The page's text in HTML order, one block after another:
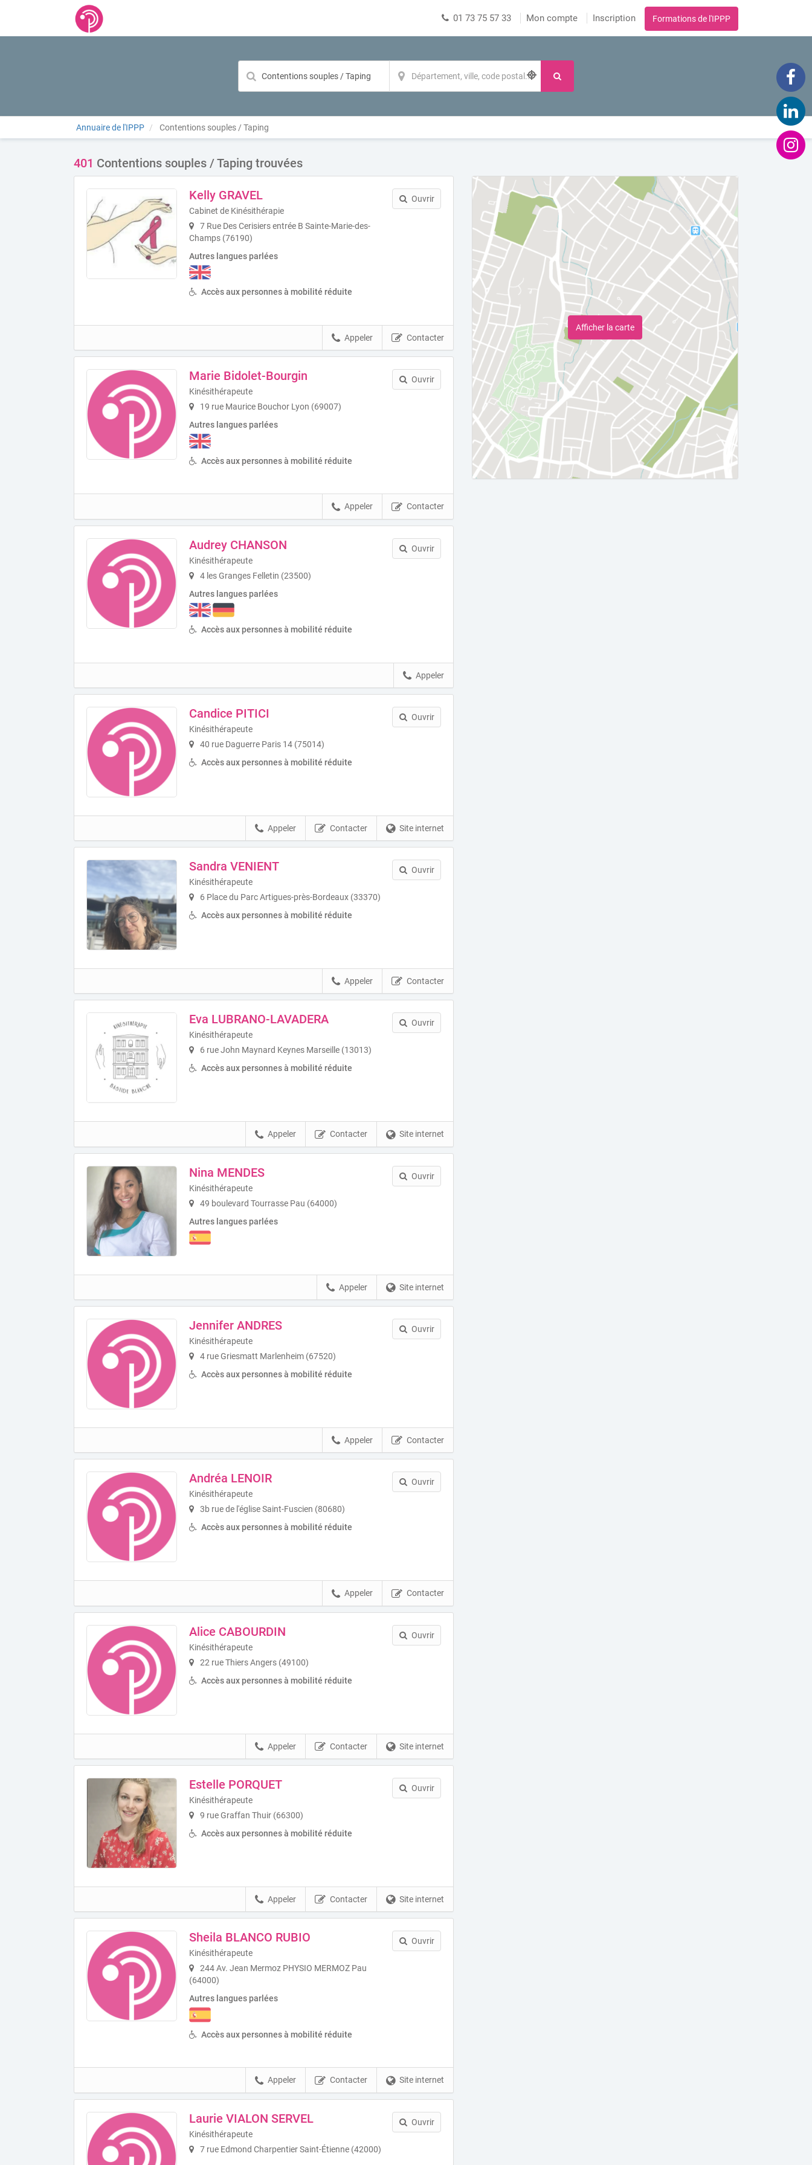
01 73 75 57 33 Mon compte Inscription Formations de l'IPPP
Annuaire de l'IPPP Contentions souples / Taping
401 Contentions souples / Taping trouvées
Kelly GRAVEL
Cabinet de Kinésithérapie
7 Rue Des Cerisiers entrée B Sainte-Marie-des-
Champs (76190)
Autres langues parlées
Accès aux personnes à mobilité réduite
Ouvrir
Contacter
Appeler
Marie Bidolet-Bourgin
Kinésithérapeute
19 rue Maurice Bouchor Lyon (69007)
Autres langues parlées
Accès aux personnes à mobilité réduite
Ouvrir
Contacter
Appeler
Audrey CHANSON
Kinésithérapeute
4 les Granges Felletin (23500)
Autres langues parlées
Accès aux personnes à mobilité réduite
Ouvrir
Appeler
Candice PITICI
Kinésithérapeute
40 rue Daguerre Paris 14 (75014)
Accès aux personnes à mobilité réduite
Ouvrir
Site internet
Contacter
Appeler
Sandra VENIENT
Kinésithérapeute
6 Place du Parc Artigues-près-Bordeaux (33370)
Accès aux personnes à mobilité réduite
Ouvrir
Contacter
Appeler
Eva LUBRANO-LAVADERA
Kinésithérapeute
6 rue John Maynard Keynes Marseille (13013)
Accès aux personnes à mobilité réduite
Ouvrir
Site internet
Contacter
Appeler
Nina MENDES
Kinésithérapeute
49 boulevard Tourrasse Pau (64000)
Autres langues parlées
Ouvrir
Site internet
Appeler
Jennifer ANDRES
Kinésithérapeute
4 rue Griesmatt Marlenheim (67520)
Accès aux personnes à mobilité réduite
Ouvrir
Contacter
Appeler
Andréa LENOIR
Kinésithérapeute
3b rue de l'église Saint-Fuscien (80680)
Accès aux personnes à mobilité réduite
Ouvrir
Contacter
Appeler
Alice CABOURDIN
Kinésithérapeute
22 rue Thiers Angers (49100)
Accès aux personnes à mobilité réduite
Ouvrir
Site internet
Contacter
Appeler
Estelle PORQUET
Kinésithérapeute
9 rue Graffan Thuir (66300)
Accès aux personnes à mobilité réduite
Ouvrir
Site internet
Contacter
Appeler
Sheila BLANCO RUBIO
Kinésithérapeute
244 Av. Jean Mermoz PHYSIO MERMOZ Pau
(64000)
Autres langues parlées
Accès aux personnes à mobilité réduite
Ouvrir
Site internet
Contacter
Appeler
Laurie VIALON SERVEL
Kinésithérapeute
7 rue Edmond Charpentier Saint-Étienne (42000)
Ouvrir
Afficher la carte